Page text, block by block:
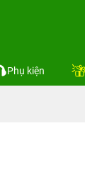
Phụ kiện